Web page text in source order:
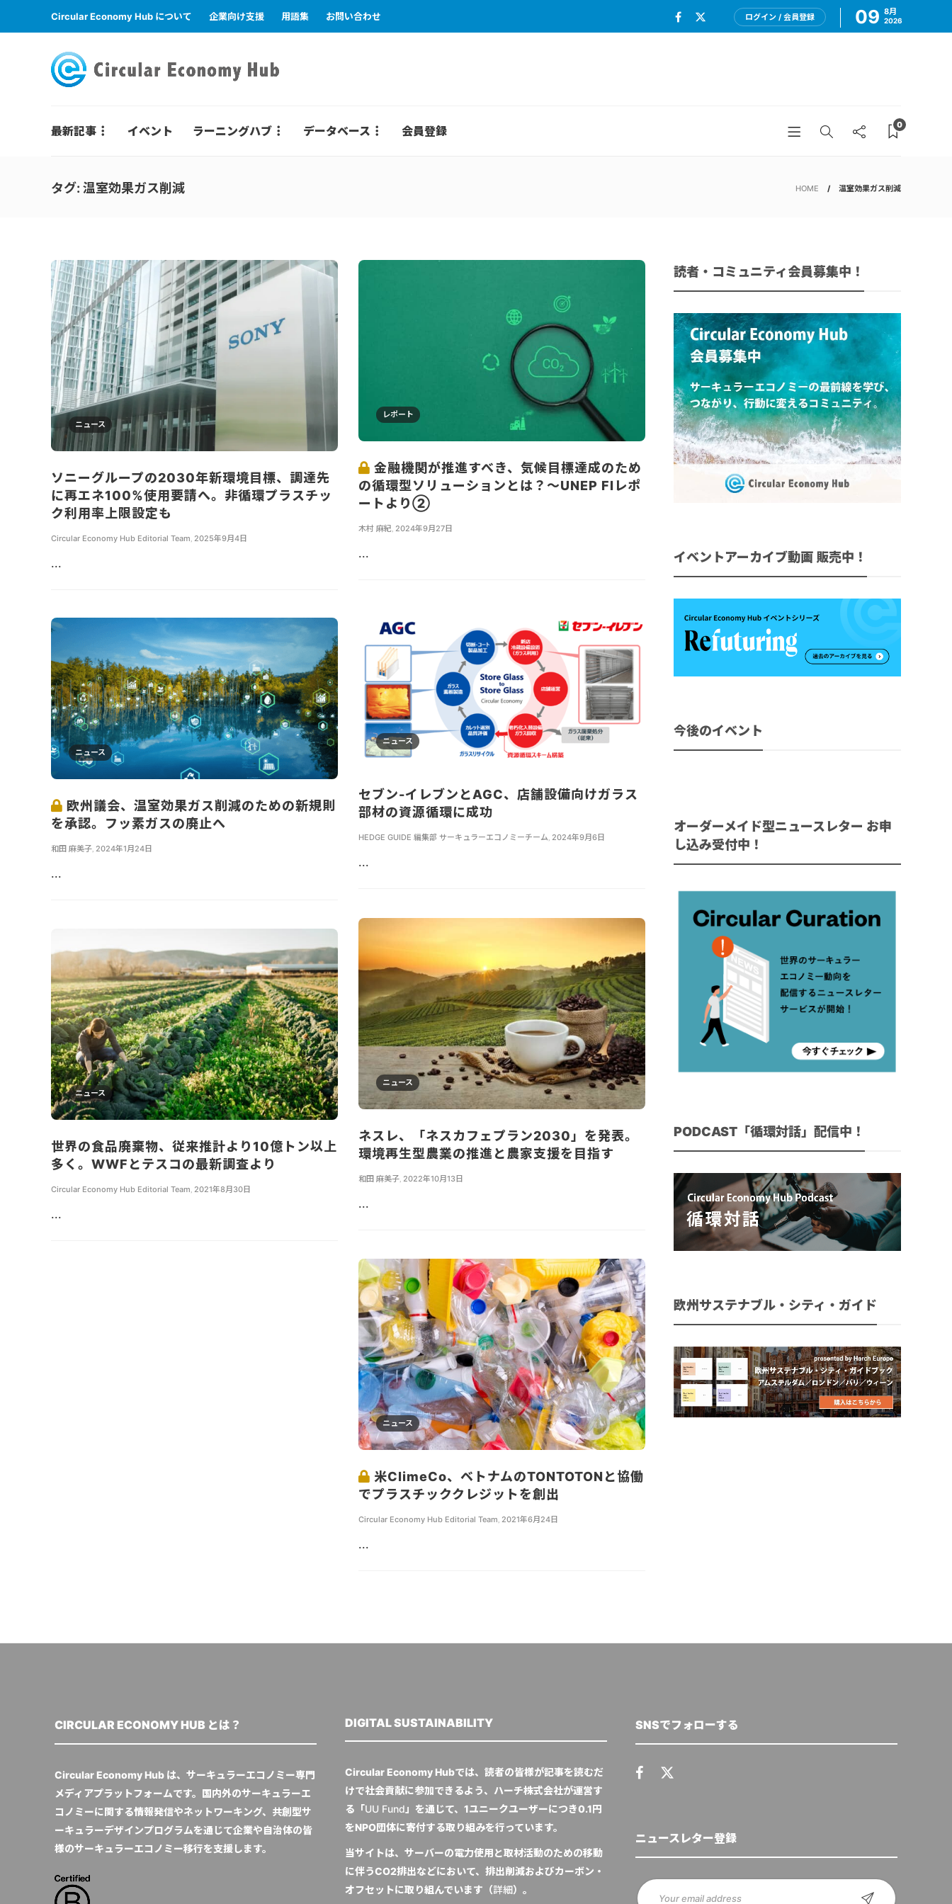
Circular Economy Hub について 企業向け支援 用語集 お問い合わせ ログイン / 会員登録 09 8月
2026
最新記事 イベント ラーニングハブ データベース 会員登録 0
タグ: 温室効果ガス削減 HOME 温室効果ガス削減
ニュース
ソニーグループの2030年新環境目標、調達先
に再エネ100%使用要請へ。非循環プラスチッ
ク利用率上限設定も
Circular Economy Hub Editorial Team 2025年9月4日
...
レポート
金融機関が推進すべき、気候目標達成のため
の循環型ソリューションとは？～UNEP FIレポ
ートより②
木村 麻紀, 2024年9月27日
...
ニュース
セブン-イレブンとAGC、店舗設備向けガラス
部材の資源循環に成功
HEDGE GUIDE 編集部 サーキュラーエコノミーチーム, 2024年9月6日
...
ニュース
欧州議会、温室効果ガス削減のための新規則
を承認。フッ素ガスの廃止へ
和田 麻美子 2024年1月24日
...
ニュース
ネスレ、「ネスカフェプラン2030」を発表。
環境再生型農業の推進と農家支援を目指す
和田 麻美子, 2022年10月13日
...
ニュース
世界の食品廃棄物、従来推計より10億トン以上
多く。WWFとテスコの最新調査より
Circular Economy Hub Editorial Team 2021年8月30日
...
ニュース
米ClimeCo、ベトナムのTONTOTONと協働
でプラスチッククレジットを創出
Circular Economy Hub Editorial Team, 2021年6月24日
...
読者・コミュニティ会員募集中！
イベントアーカイブ動画 販売中！
今後のイベント
オーダーメイド型ニュースレター お申
し込み受付中！
PODCAST「循環対話」配信中！
欧州サステナブル・シティ・ガイド
CIRCULAR ECONOMY HUB とは？
Circular Economy Hub は、サーキュラーエコノミー専門
メディアプラットフォームです。国内外のサーキュラーエ
コノミーに関する情報発信やネットワーキング、共創型サ
ーキュラーデザインプログラムを通じて企業や自治体の皆
様のサーキュラーエコノミー移行を支援します。
DIGITAL SUSTAINABILITY
Circular Economy Hubでは、読者の皆様が記事を読むだ
けで社会貢献に参加できるよう、ハーチ株式会社が運営す
る「UU Fund 」を通じて、1ユニークユーザーにつき0.1円
をNPO団体に寄付する取り組みを行っています。
当サイトは、サーバーの電力使用と取材活動のための移動
に伴うCO2排出などにおいて、排出削減およびカーボン・
オフセットに取り組んでいます（詳細）。
SNSでフォローする
ニュースレター登録